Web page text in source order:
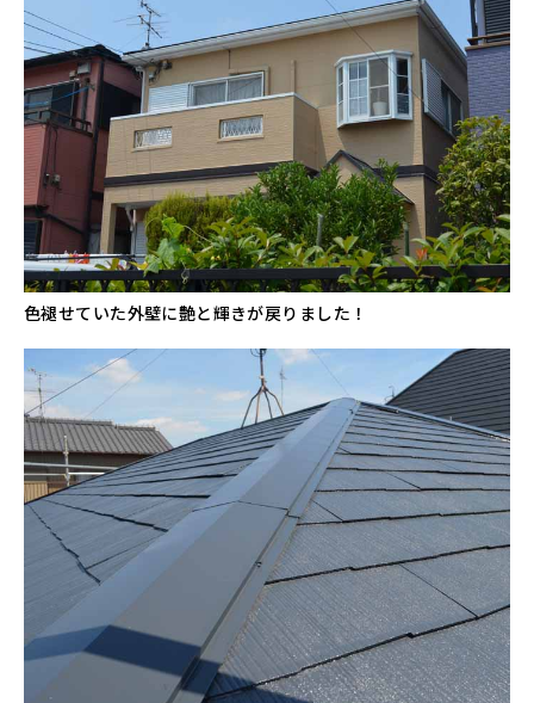
色褪せていた外壁に艶と輝きが戻りました！